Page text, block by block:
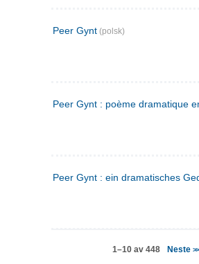
Peer Gynt (polsk)
Peer Gynt : poème dramatique
Peer Gynt : ein dramatisches
1–10 av 448 Neste >>